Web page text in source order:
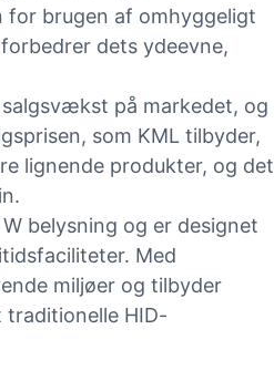
for brugen af ​​omhyggeligt
dets ydeevne,
på markedet, og
som KML tilbyder,
lignende produkter, og det
belysning og er designet
Med
miljøer og tilbyder
HID-